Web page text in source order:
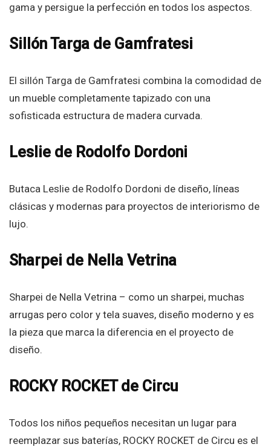
gama y persigue la perfección en todos los aspectos.
Sillón Targa de Gamfratesi
El sillón Targa de Gamfratesi combina la comodidad de
un mueble completamente tapizado con una
sofisticada estructura de madera curvada.
Leslie de Rodolfo Dordoni
Butaca Leslie de Rodolfo Dordoni de diseño, líneas
clásicas y modernas para proyectos de interiorismo de
lujo.
Sharpei de Nella Vetrina
Sharpei de Nella Vetrina – como un sharpei, muchas
arrugas pero color y tela suaves, diseño moderno y es
la pieza que marca la diferencia en el proyecto de
diseño.
ROCKY ROCKET de Circu
Todos los niños pequeños necesitan un lugar para
reemplazar sus baterías, ROCKY ROCKET de Circu es el